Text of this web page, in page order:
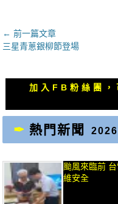
文
章
覽
← 前一篇文章
上
三星青蔥銀柳節登場
加入FB粉絲團，
熱門新聞 2026
颱風來臨前
維安全